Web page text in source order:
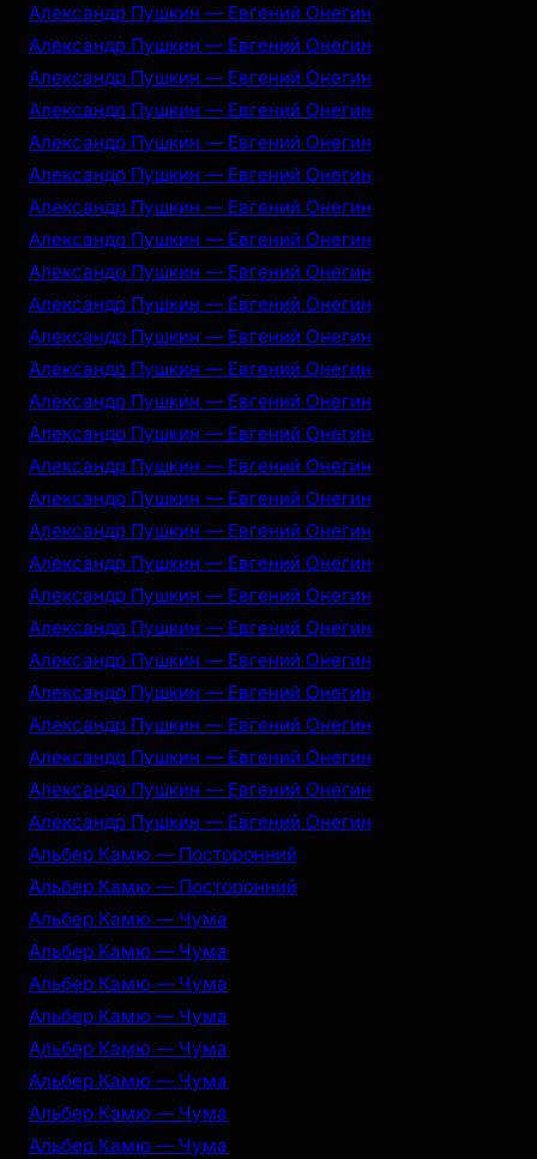
Александр Пушкин — Евгений Онегин
Александр Пушкин — Евгений Онегин
Александр Пушкин — Евгений Онегин
Александр Пушкин — Евгений Онегин
Александр Пушкин — Евгений Онегин
Александр Пушкин — Евгений Онегин
Александр Пушкин — Евгений Онегин
Александр Пушкин — Евгений Онегин
Александр Пушкин — Евгений Онегин
Александр Пушкин — Евгений Онегин
Александр Пушкин — Евгений Онегин
Александр Пушкин — Евгений Онегин
Александр Пушкин — Евгений Онегин
Александр Пушкин — Евгений Онегин
Александр Пушкин — Евгений Онегин
Александр Пушкин — Евгений Онегин
Александр Пушкин — Евгений Онегин
Александр Пушкин — Евгений Онегин
Александр Пушкин — Евгений Онегин
Александр Пушкин — Евгений Онегин
Александр Пушкин — Евгений Онегин
Александр Пушкин — Евгений Онегин
Александр Пушкин — Евгений Онегин
Александр Пушкин — Евгений Онегин
Александр Пушкин — Евгений Онегин
Александр Пушкин — Евгений Онегин
Альбер Камю — Посторонний
Альбер Камю — Посторонний
Альбер Камю — Чума
Альбер Камю — Чума
Альбер Камю — Чума
Альбер Камю — Чума
Альбер Камю — Чума
Альбер Камю — Чума
Альбер Камю — Чума
Альбер Камю — Чума